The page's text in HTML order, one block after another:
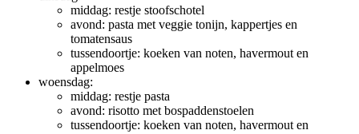
middag: restje stoofschotel
avond: pasta met veggie tonijn, kappertjes en
tomatensaus
tussendoortje: koeken van noten, havermout en
appelmoes
woensdag:
middag: restje pasta
avond: risotto met bospaddenstoelen
tussendoortje: koeken van noten, havermout en